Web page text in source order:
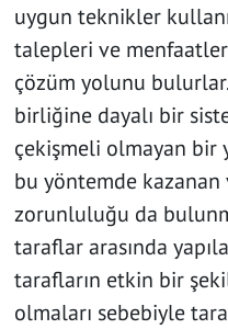
uygun teknikler
talepleri ve
çözüm yolunu
birliğine dayalı bir
çekişmeli olmayan bir
bu yöntemde
zorunluluğu da
taraflar arasında
tarafların etkin bir
olmaları sebebiyle